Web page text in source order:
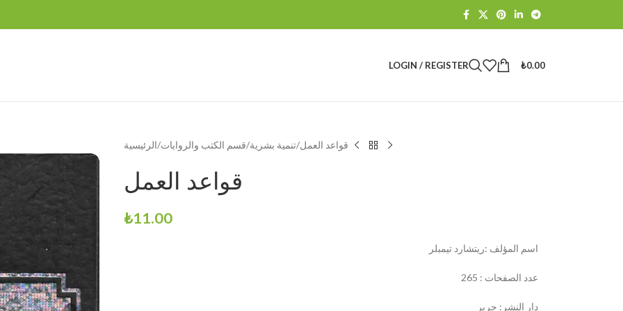
LOGIN / REGISTER ₺0.00
الرئيسية قسم الكتب والروايات تنمية بشرية قواعد العمل
قواعد العمل
₺11.00
اسم المؤلف :ريتشارد تيمبلر
عدد الصفحات : 265
دار النشر: جرير